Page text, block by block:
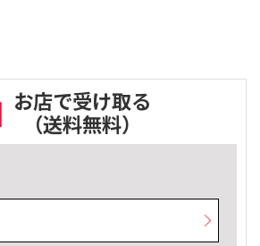
お店で受け取る
（送料無料）